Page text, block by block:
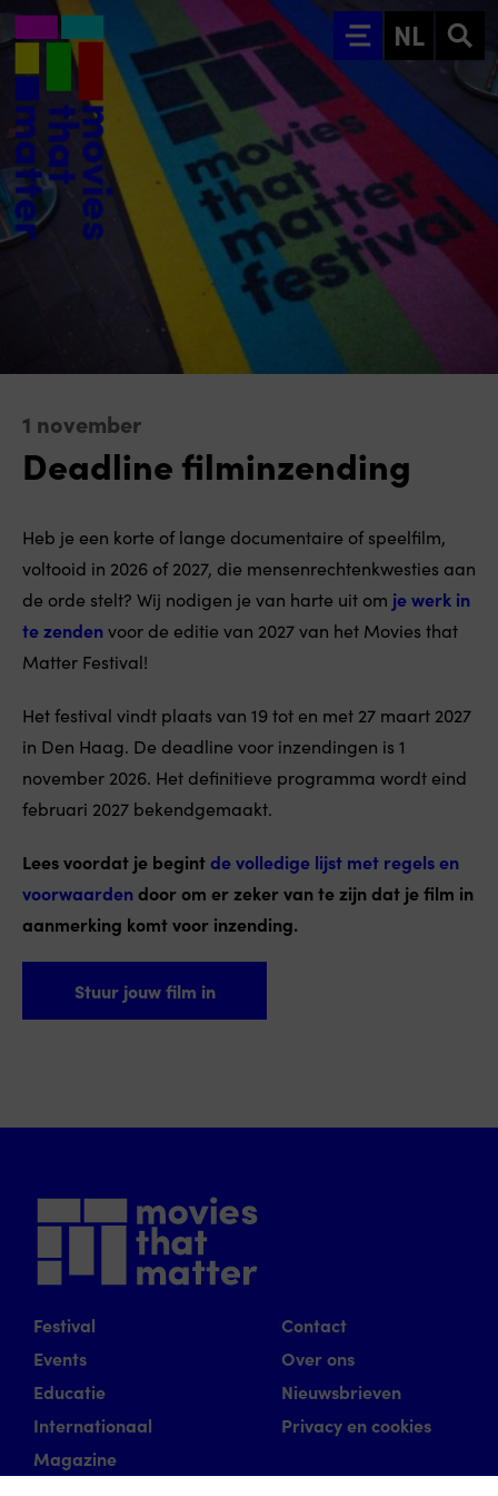
Ga naar hoofdinhoud
NL
1 november
Deadline filminzending
Heb je een korte of lange documentaire of speelfilm,
voltooid in 2026 of 2027, die mensenrechtenkwesties aan
de orde stelt? Wij nodigen je van harte uit om je werk in
te zendenvoor de editie van 2027 van het Movies that
Matter Festival!
Het festival vindt plaats van 19 tot en met 27 maart 2027
in Den Haag. De deadline voor inzendingen is 1
november 2026. Het definitieve programma wordt eind
februari 2027 bekendgemaakt.
Lees voordat je begintde volledige lijst met regels en
voorwaardendoor om er zeker van te zijn dat je film in
aanmerking komt voor inzending.
Stuur jouw film in
Festival
Events
Educatie
Internationaal
Magazine
Contact
Over ons
Nieuwsbrieven
Privacy en cookies